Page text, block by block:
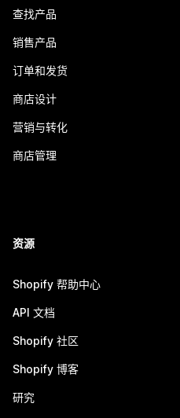
查找产品
销售产品
订单和发货
商店设计
营销与转化
商店管理
资源
Shopify 帮助中心
API 文档
Shopify 社区
Shopify 博客
研究